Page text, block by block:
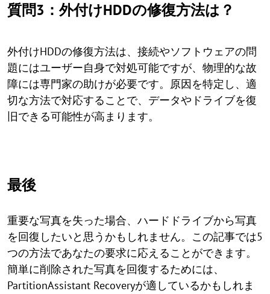
質問3：外付けHDDの修復方法は？
外付けHDDの修復方法は、接続やソフトウェアの問
題にはユーザー自身で対処可能ですが、物理的な故
障には専門家の助けが必要です。原因を特定し、適
切な方法で対応することで、データやドライブを復
旧できる可能性が高まります。
最後
重要な写真を失った場合、ハードドライブから写真
を回復したいと思うかもしれません。この記事では5
つの方法であなたの要求に応えることができます。
簡単に削除された写真を回復するためには、
PartitionAssistant Recoveryが適しているかもしれま